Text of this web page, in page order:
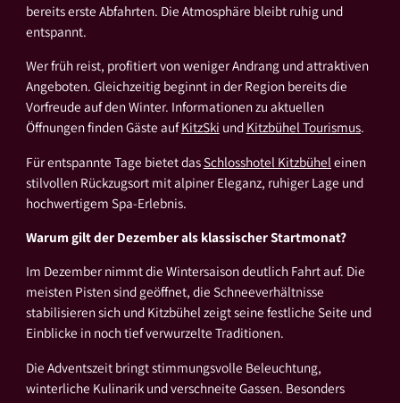
bereits erste Abfahrten. Die Atmosphäre bleibt ruhig und
entspannt.
Wer früh reist, profitiert von weniger Andrang und attraktiven
Angeboten. Gleichzeitig beginnt in der Region bereits die
Vorfreude auf den Winter. Informationen zu aktuellen
Öffnungen finden Gäste aufKitzSki und Kitzbühel Tourismus.
Für entspannte Tage bietet dasSchlosshotel Kitzbühel einen
stilvollen Rückzugsort mit alpiner Eleganz, ruhiger Lage und
hochwertigem Spa-Erlebnis.
Warum gilt der Dezember als klassischer Startmonat?
Im Dezember nimmt die Wintersaison deutlich Fahrt auf. Die
meisten Pisten sind geöffnet, die Schneeverhältnisse
stabilisieren sich und Kitzbühel zeigt seine festliche Seite und
Einblicke in noch tief verwurzelte Traditionen.
Die Adventszeit bringt stimmungsvolle Beleuchtung,
winterliche Kulinarik und verschneite Gassen. Besonders